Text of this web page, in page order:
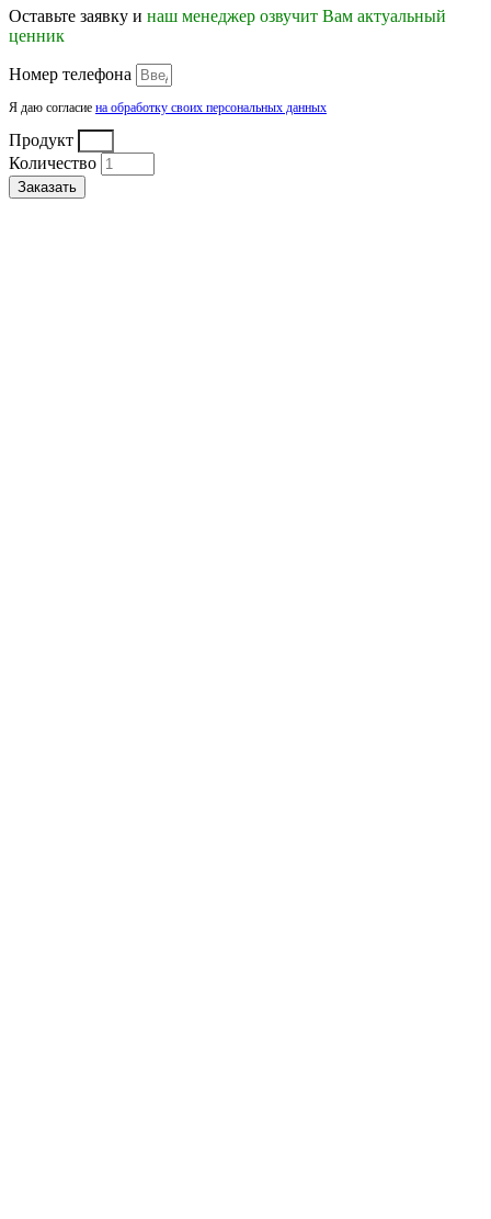
Оставьте заявку и наш менеджер озвучит Вам актуальный
ценник
Номер телефона
Я даю согласие на обработку своих персональных данных
Продукт
Количество
Заказать